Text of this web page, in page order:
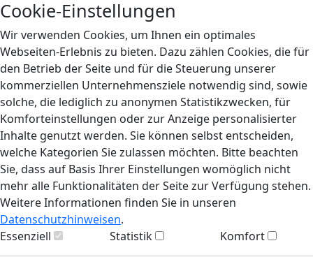
Cookie-Einstellungen
Wir verwenden Cookies, um Ihnen ein optimales
Webseiten-Erlebnis zu bieten. Dazu zählen Cookies, die für
den Betrieb der Seite und für die Steuerung unserer
kommerziellen Unternehmensziele notwendig sind, sowie
solche, die lediglich zu anonymen Statistikzwecken, für
Komforteinstellungen oder zur Anzeige personalisierter
Inhalte genutzt werden. Sie können selbst entscheiden,
welche Kategorien Sie zulassen möchten. Bitte beachten
Sie, dass auf Basis Ihrer Einstellungen womöglich nicht
mehr alle Funktionalitäten der Seite zur Verfügung stehen.
Weitere Informationen finden Sie in unseren
Datenschutzhinweisen.
Essenziell
Statistik Komfort